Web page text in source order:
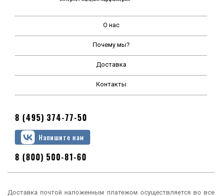
О нас
Почему мы?
Доставка
Контакты
8 (495) 374-77-50
Напишите нам
8 (800) 500-81-60
Доставка почтой наложенным платежом осуществляется во все